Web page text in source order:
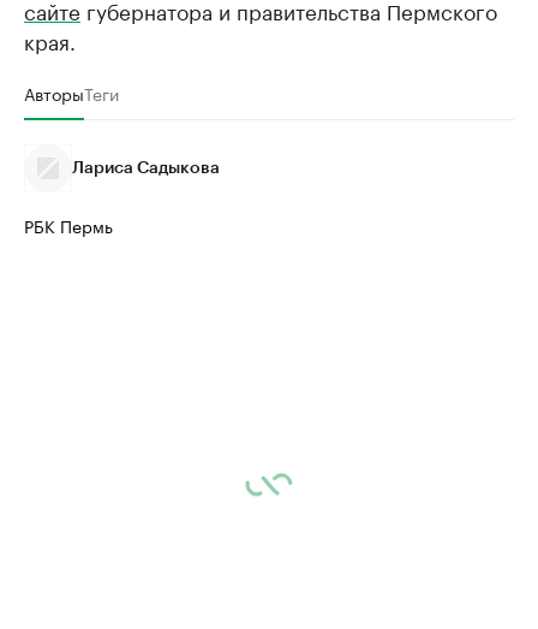
Крупнейшие производители и
продавцы медийной продукции
Страховые
сайте губернатора и правительства Пермского
края.
АвторыТеги
Лариса Садыкова
РБК Пермь